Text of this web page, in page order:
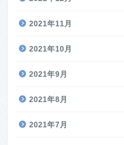
2021年11月
2021年10月
2021年9月
2021年8月
2021年7月